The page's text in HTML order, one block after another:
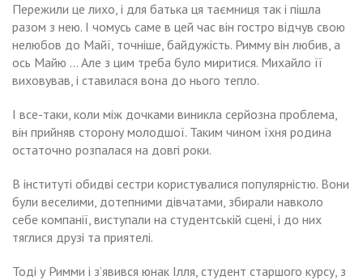
Пережили це лихо, і для батька ця таємниця так і пішла
разом з нею. І чомусь саме в цей час він гостро відчув свою
нелюбов до Майї, точніше, байдужість. Римму він любив, а
ось Майю … Але з цим треба було миритися. Михайло її
виховував, і ставилася вона до нього тепло.
І все-таки, коли між дочками виникла серйозна проблема,
він прийняв сторону молодшої. Таким чином їхня родина
остаточно розпалася на довгі роки.
В інституті обидві сестри користувалися популярністю. Вони
були веселими, дотепними дівчатами, збирали навколо
себе компанії, виступали на студентській сцені, і до них
тяглися друзі та приятелі.
Тоді у Римми і з’явився юнак Ілля, студент старшого курсу, з